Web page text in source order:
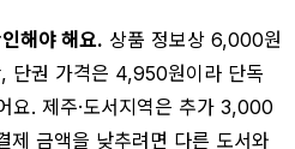
해야 해요. 상품 정보상 6,000원
단권 가격은 4,950원이라 단독
요. 제주·도서지역은 추가 3,000
제 금액을 낮추려면 다른 도서와